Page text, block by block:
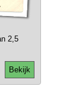
2,5
Bekijk